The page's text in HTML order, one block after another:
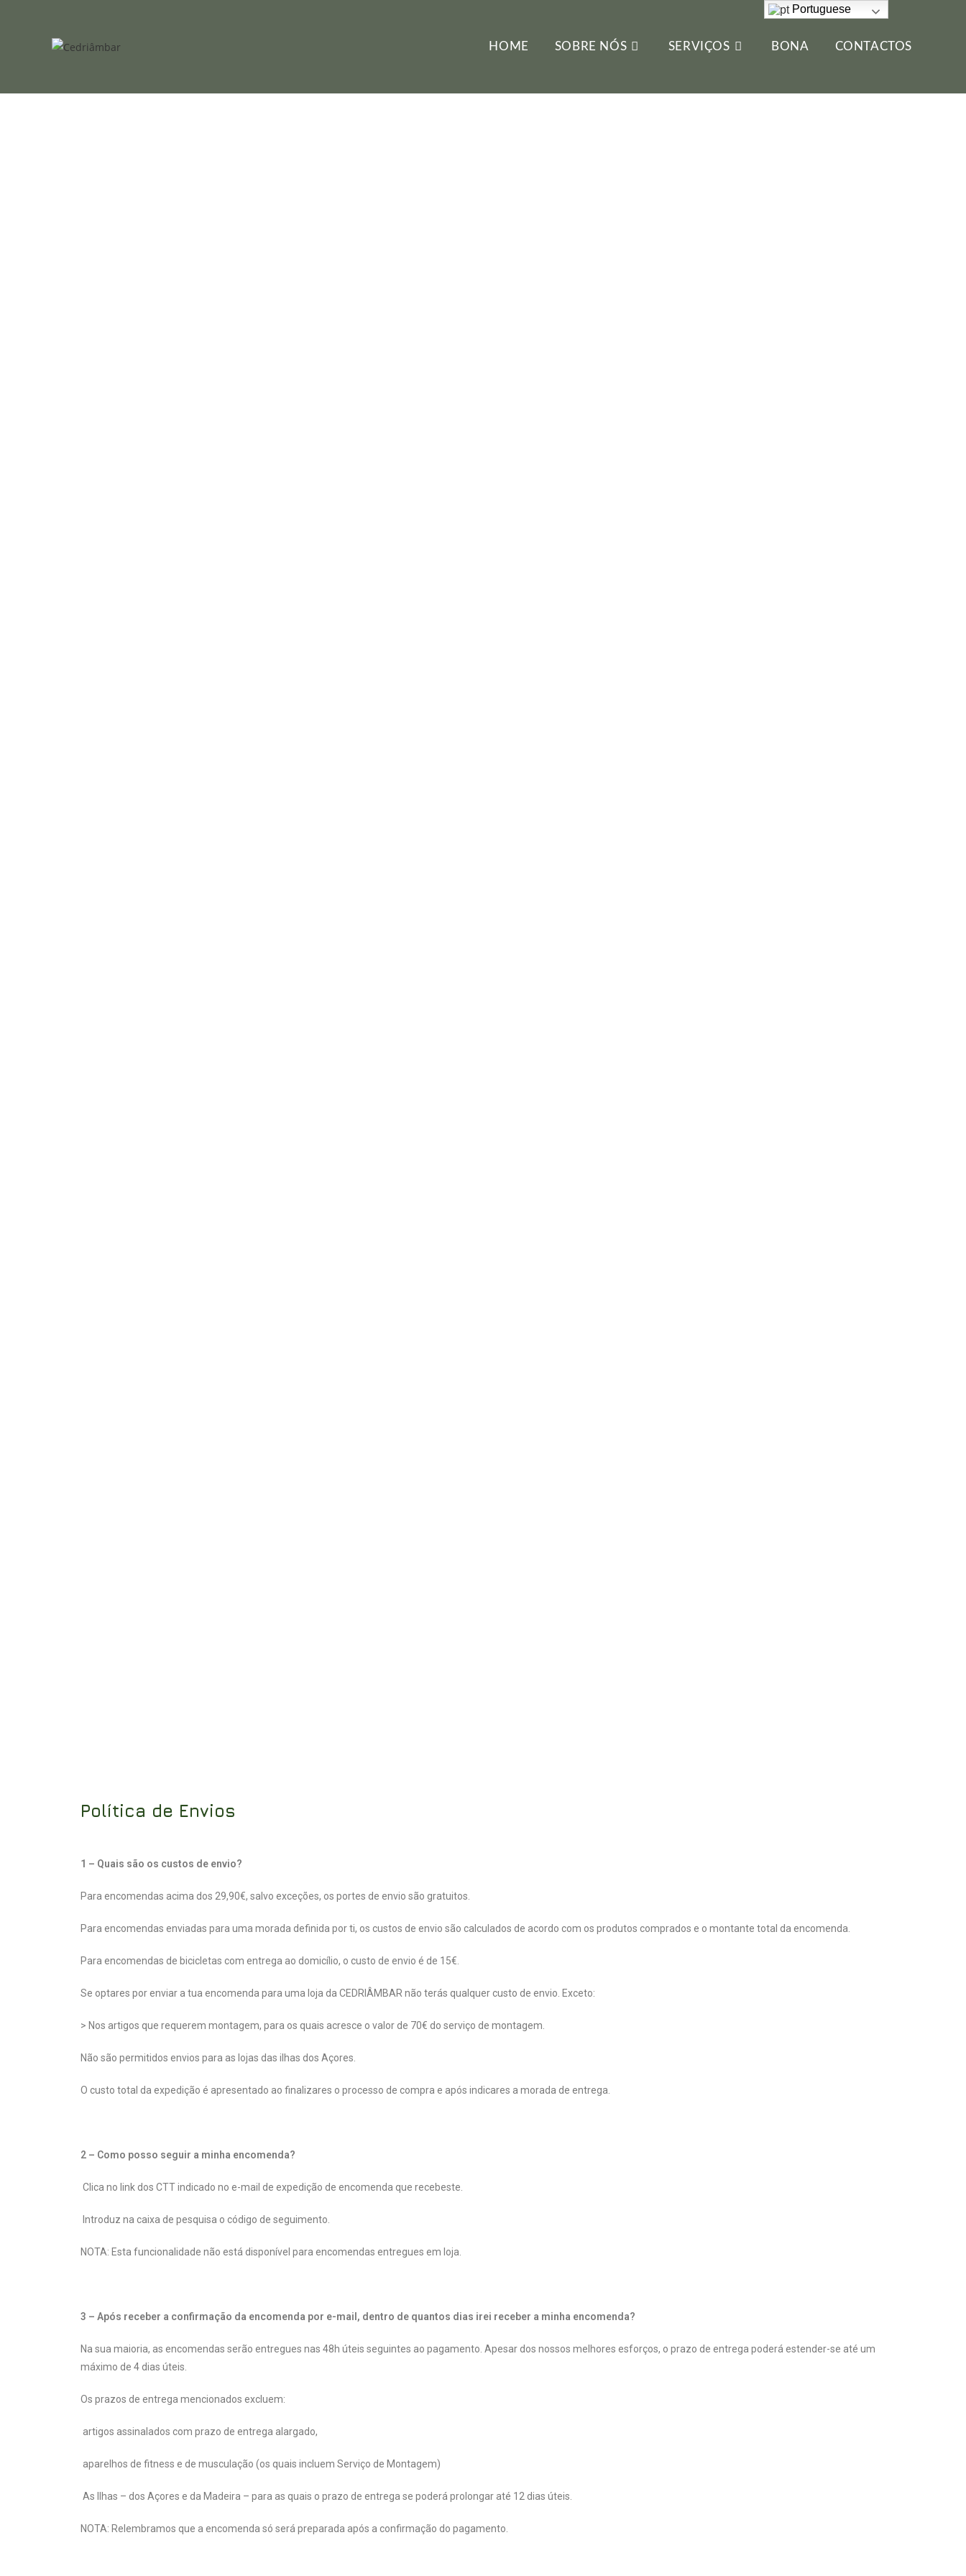
HOME SOBRE NÓS SERVIÇOS BONA CONTACTOS
Política de Envios
1 – Quais são os custos de envio?
Para encomendas acima dos 29,90€, salvo exceções, os portes de envio são gratuitos.
Para encomendas enviadas para uma morada definida por ti, os custos de envio são calculados de acordo com os produtos comprados e o montante total da encomenda.
Para encomendas de bicicletas com entrega ao domicílio, o custo de envio é de 15€.
Se optares por enviar a tua encomenda para uma loja da CEDRIÂMBAR não terás qualquer custo de envio. Exceto:
> Nos artigos que requerem montagem, para os quais acresce o valor de 70€ do serviço de montagem.
Não são permitidos envios para as lojas das ilhas dos Açores.
O custo total da expedição é apresentado ao finalizares o processo de compra e após indicares a morada de entrega.
2 – Como posso seguir a minha encomenda?
Clica no link dos CTT indicado no e-mail de expedição de encomenda que recebeste.
Introduz na caixa de pesquisa o código de seguimento.
NOTA: Esta funcionalidade não está disponível para encomendas entregues em loja.
3 – Após receber a confirmação da encomenda por e-mail, dentro de quantos dias irei receber a minha encomenda?
Na sua maioria, as encomendas serão entregues nas 48h úteis seguintes ao pagamento. Apesar dos nossos melhores esforços, o prazo de entrega poderá estender-se até um
máximo de 4 dias úteis.
Os prazos de entrega mencionados excluem:
artigos assinalados com prazo de entrega alargado,
aparelhos de fitness e de musculação (os quais incluem Serviço de Montagem)
As Ilhas – dos Açores e da Madeira – para as quais o prazo de entrega se poderá prolongar até 12 dias úteis.
NOTA: Relembramos que a encomenda só será preparada após a confirmação do pagamento.
Portuguese